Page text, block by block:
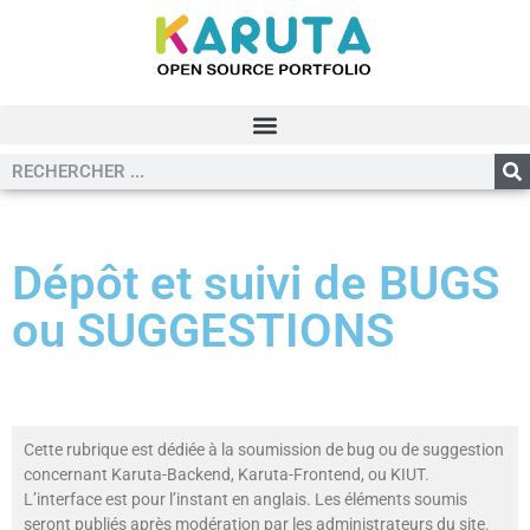
Dépôt et suivi de BUGS
ou SUGGESTIONS
Cette rubrique est dédiée à la soumission de bug ou de suggestion
concernant Karuta-Backend, Karuta-Frontend, ou KIUT.
L’interface est pour l’instant en anglais. Les éléments soumis
seront publiés après modération par les administrateurs du site.